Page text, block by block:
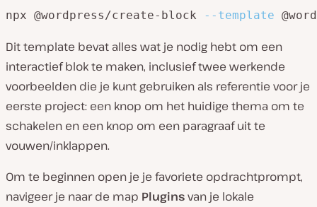
npx @wordpress/create-block --template
Dit template bevat alles wat je nodig hebt om een
interactief blok te maken, inclusief twee werkende
voorbeelden die je kunt gebruiken als referentie voor je
eerste project: een knop om het huidige thema om te
schakelen en een knop om een paragraaf uit te
vouwen/inklappen.
Om te beginnen open je je favoriete opdrachtprompt,
navigeer je naar de map Pluginsvan je lokale